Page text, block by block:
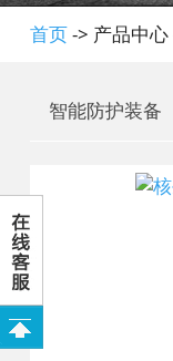
首页-> 产品中心
智能防护装备